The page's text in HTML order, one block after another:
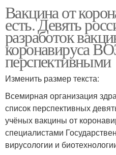
Вакцина от
есть. Девять
разработок
коронавируса
перспективными
Изменить размер текста:
Всемирная организация
список перспективных
учёных вакцины от
специалистами
вирусологии и